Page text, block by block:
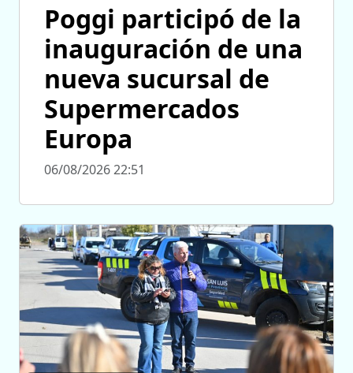
Poggi participó de la
inauguración de una
nueva sucursal de
Supermercados
Europa
06/08/2026 22:51